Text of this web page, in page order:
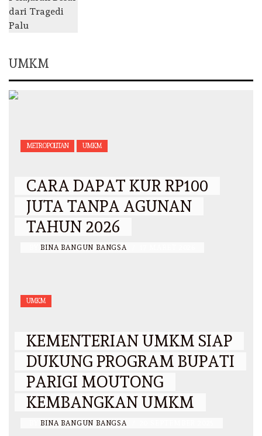
UMKM
METROPOLITAN UMKM
CARA DAPAT KUR RP100
JUTA TANPA AGUNAN
TAHUN 2026
BINA BANGUN BANGSA
UMKM
KEMENTERIAN UMKM SIAP
DUKUNG PROGRAM BUPATI
PARIGI MOUTONG
KEMBANGKAN UMKM
BINA BANGUN BANGSA